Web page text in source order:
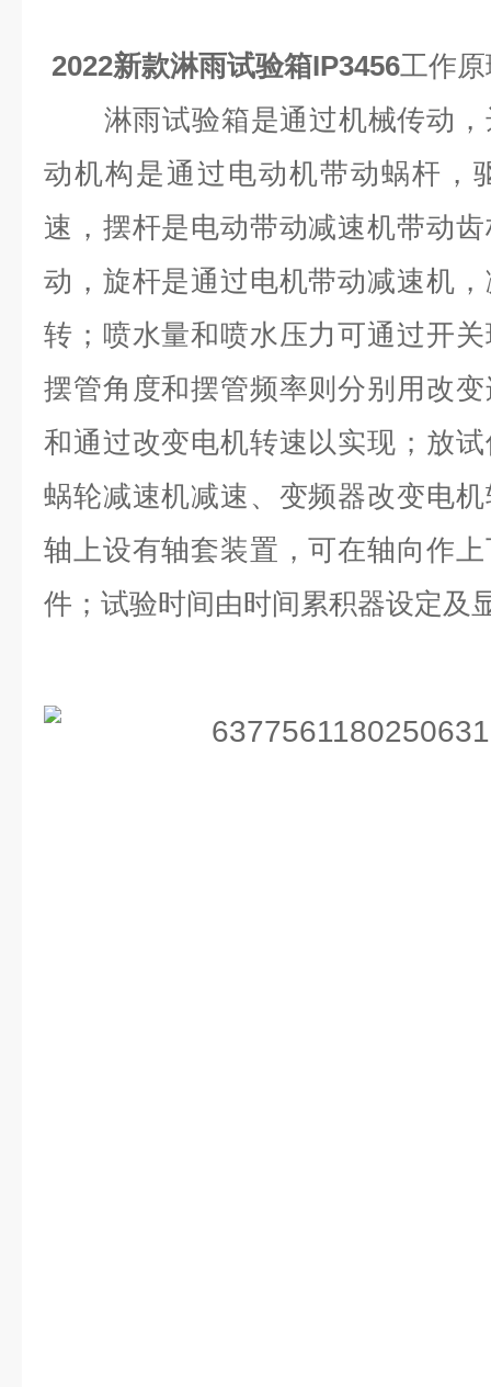
2022新款淋雨试验箱IP3456工作
淋雨试验箱是通过机械传动，
动机构是通过电动机带动蜗杆，
速，摆杆是电动带动减速机带动
动，旋杆是通过电机带动减速机
转；喷水量和喷水压力可通过开
摆管角度和摆管频率则分别用改
和通过改变电机转速以实现；放
蜗轮减速机减速、变频器改变电
轴上设有轴套装置，可在轴向作
件；试验时间由时间累积器设定及